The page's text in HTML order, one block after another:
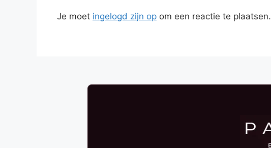
Je moet ingelogd zijn op om een reactie te plaatsen.